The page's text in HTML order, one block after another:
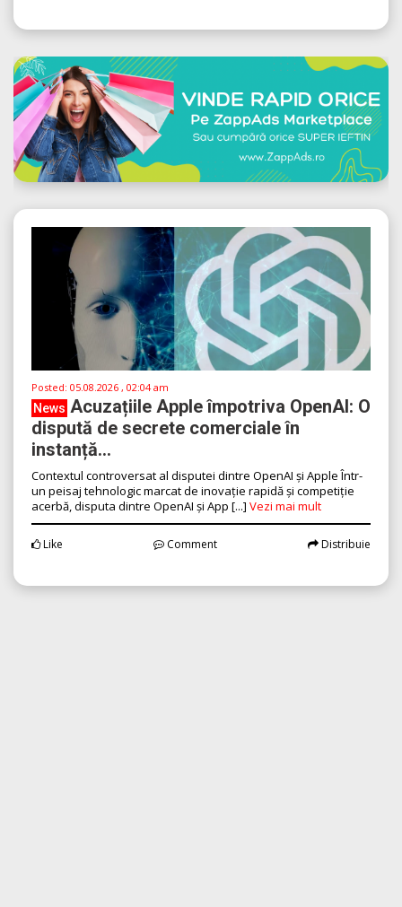
Posted: 05.08.2026 , 02:04 am
News Acuzațiile Apple împotriva OpenAI: O
dispută de secrete comerciale în
instanță...
Contextul controversat al disputei dintre OpenAI și Apple Într-
un peisaj tehnologic marcat de inovație rapidă și competiție
acerbă, disputa dintre OpenAI și App [...] Vezi mai mult
Like Comment Distribuie